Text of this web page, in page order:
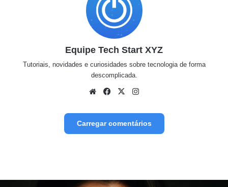
Equipe Tech Start XYZ
Tutoriais, novidades e curiosidades sobre tecnologia de forma
descomplicada.
WebsiteFacebook
X
Carregar comentários